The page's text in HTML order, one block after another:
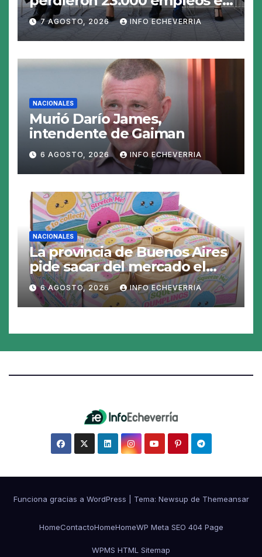
julio y el mercado recalcula
las perspectivas para las
tasas
7 AGOSTO, 2026 INFO ECHEVERRIA
NACIONALES
Murió Darío James,
intendente de Gaiman
6 AGOSTO, 2026 INFO ECHEVERRIA
NACIONALES
La provincia de Buenos Aires
pide sacar del mercado el
«Squeezy Dumpling», un
juguete «tóxico»
6 AGOSTO, 2026 INFO ECHEVERRIA
Funciona gracias a WordPress Tema: Newsup de Themeansar
HomeContactoHomeHomeWP Meta SEO 404 Page
WPMS HTML Sitemap